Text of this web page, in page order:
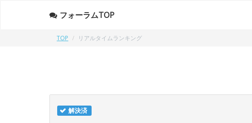
フォーラムTOP
TOP リアルタイムランキング
解決済